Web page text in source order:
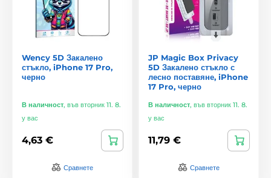
Wency 5D Закалено
стъкло, iPhone 17 Pro,
черно
В наличност, във вторник 11. 8.
у вас
4,63 €
Сравнете
JP Magic Box Privacy
5D Закалено стъкло с
лесно поставяне, iPhone
17 Pro, черно
В наличност, във вторник 11. 8.
у вас
11,79 €
Сравнете